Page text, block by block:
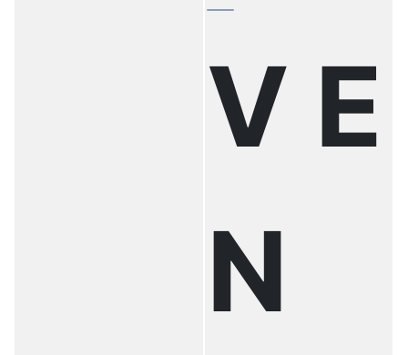
V E
N